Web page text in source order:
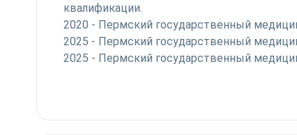
квалификации.
2020 - Пермский государственный
2025 - Пермский государственный
2025 - Пермский государственный